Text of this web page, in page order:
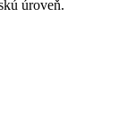
úroveň.